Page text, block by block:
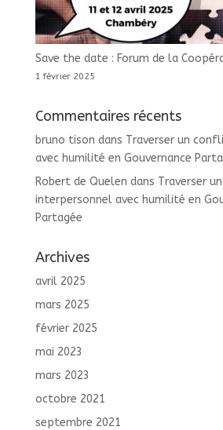
Save the date : Forum de la
1 février 2025
Commentaires récents
bruno tison dans Traverser un
avec humilité en Gouvernance
Robert de Quelen dans Traverser
interpersonnel avec humilité en
Partagée
Archives
avril 2025
mars 2025
février 2025
mai 2023
mars 2023
octobre 2021
septembre 2021